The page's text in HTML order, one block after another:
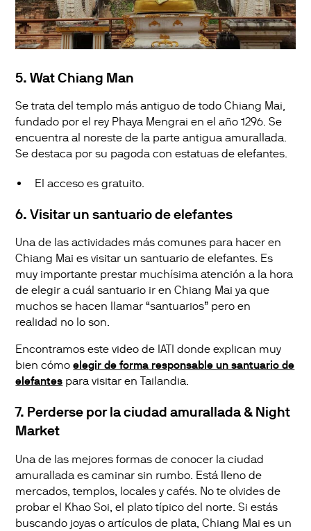
5. Wat Chiang Man
Se trata del templo más antiguo de todo Chiang Mai,
fundado por el rey Phaya Mengrai en el año 1296. Se
encuentra al noreste de la parte antigua amurallada.
Se destaca por su pagoda con estatuas de elefantes.
El acceso es gratuito.
6. Visitar un santuario de elefantes
Una de las actividades más comunes para hacer en
Chiang Mai es visitar un santuario de elefantes. Es
muy importante prestar muchísima atención a la hora
de elegir a cuál santuario ir en Chiang Mai ya que
muchos se hacen llamar “santuarios” pero en
realidad no lo son.
Encontramos este video de IATI donde explican muy
bien cómoelegir de forma responsable un santuario de
elefantes para visitar en Tailandia.
7. Perderse por la ciudad amurallada & Night
Market
Una de las mejores formas de conocer la ciudad
amurallada es caminar sin rumbo. Está lleno de
mercados, templos, locales y cafés. No te olvides de
probar el Khao Soi, el plato típico del norte. Si estás
buscando joyas o artículos de plata, Chiang Mai es un